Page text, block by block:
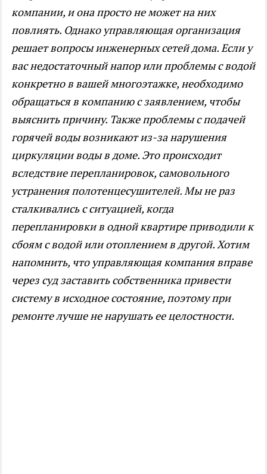
компании, и она просто не может на них
повлиять. Однако управляющая организация
решает вопросы инженерных сетей дома. Если у
вас недостаточный напор или проблемы с водой
конкретно в вашей многоэтажке, необходимо
обращаться в компанию с заявлением, чтобы
выяснить причину. Также проблемы с подачей
горячей воды возникают из-за нарушения
циркуляции воды в доме. Это происходит
вследствие перепланировок, самовольного
устранения полотенцесушителей. Мы не раз
сталкивались с ситуацией, когда
перепланировки в одной квартире приводили к
сбоям с водой или отоплением в другой. Хотим
напомнить, что управляющая компания вправе
через суд заставить собственника привести
систему в исходное состояние, поэтому при
ремонте лучше не нарушать ее целостности.